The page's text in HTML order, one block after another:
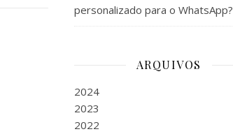
personalizado para o WhatsApp?
ARQUIVOS
2024
2023
2022